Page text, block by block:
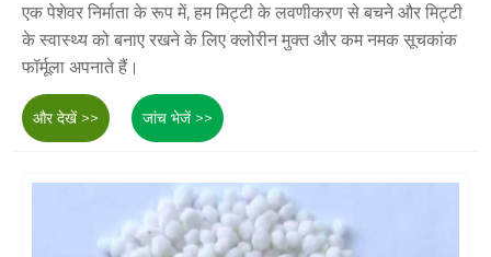
एक पेशेवर निर्माता के रूप में, हम मिट्टी के लवणीकरण से बचने और मिट्टी
के स्वास्थ्य को बनाए रखने के लिए क्लोरीन मुक्त और कम नमक सूचकांक
फॉर्मूला अपनाते हैं।
और देखें >> जांच भेजें >>